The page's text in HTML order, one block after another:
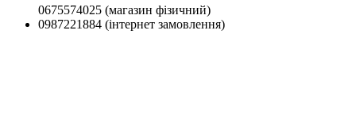
0675574025 (магазин фізичний)
0987221884 (інтернет замовлення)